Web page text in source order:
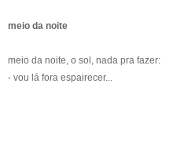
meio da noite
meio da noite, o sol, nada pra fazer:
- vou lá fora espairecer...